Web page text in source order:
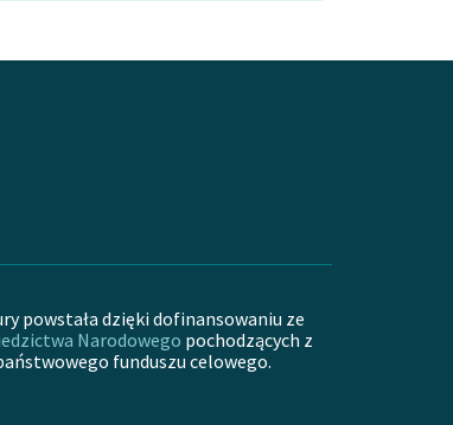
powstała dzięki dofinansowaniu ze
Narodowego pochodzących z
funduszu celowego.